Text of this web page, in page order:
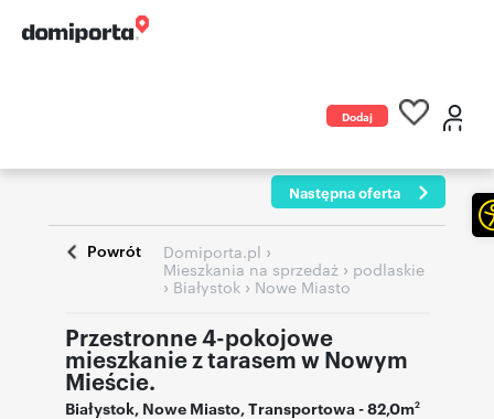
Dodaj
Następna oferta
Powrót Domiporta.pl ›
Mieszkania na sprzedaż › podlaskie
› Białystok › Nowe Miasto
Przestronne 4-pokojowe
mieszkanie z tarasem w Nowym
Mieście.
Białystok, Nowe Miasto,Transportowa- 82,0m2